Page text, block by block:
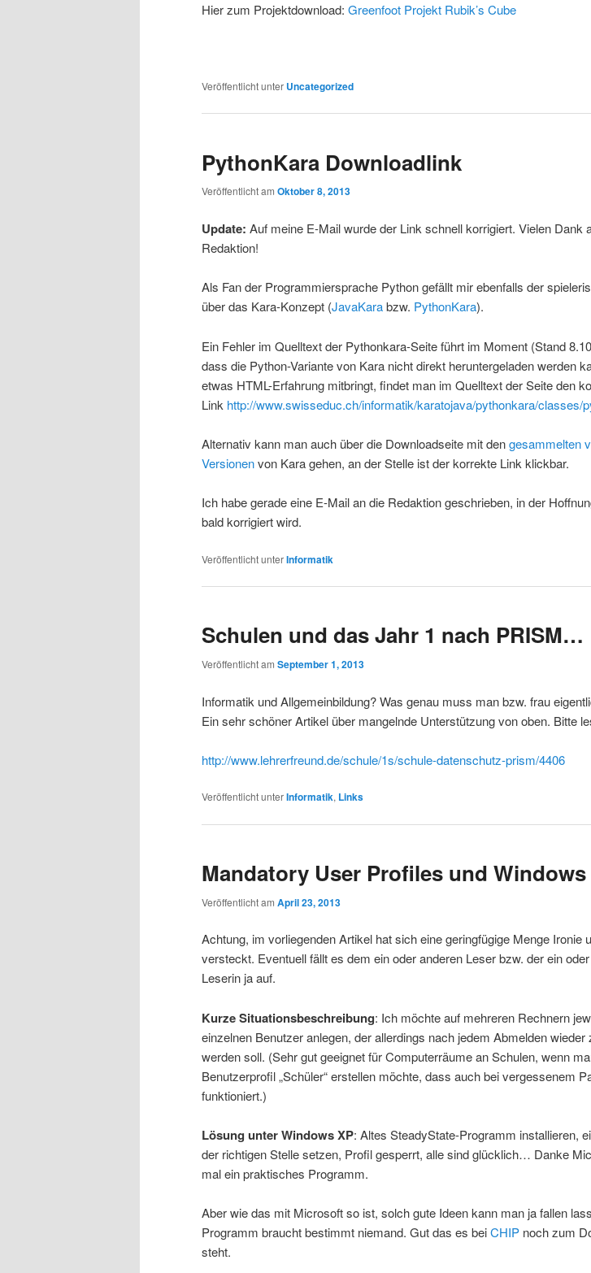
Hier zum Projektdownload: Greenfoot Projekt Rubik’s Cube
Veröffentlicht unter Uncategorized
PythonKara Downloadlink
Veröffentlicht am Oktober 8, 2013
Update: Auf meine E-Mail wurde der Link schnell korrigiert. Vielen Dank
Redaktion!
Als Fan der Programmiersprache Python gefällt mir ebenfalls der
über das Kara-Konzept (JavaKarabzw. PythonKara).
Ein Fehler im Quelltext der Pythonkara-Seite führt im Moment (Stand
dass die Python-Variante von Kara nicht direkt heruntergeladen werden
etwas HTML-Erfahrung mitbringt, findet man im Quelltext der Seite den
Link http://www.swisseduc.ch/informatik/karatojava/pythonkara/classes/
Alternativ kann man auch über die Downloadseite mit dengesammelten
Versionenvon Kara gehen, an der Stelle ist der korrekte Link klickbar.
Ich habe gerade eine E-Mail an die Redaktion geschrieben, in der
bald korrigiert wird.
Veröffentlicht unterInformatik
Schulen und das Jahr 1 nach PRISM…
Veröffentlicht am September 1, 2013
Informatik und Allgemeinbildung? Was genau muss man bzw. frau
Ein sehr schöner Artikel über mangelnde Unterstützung von oben. Bitte
http://www.lehrerfreund.de/schule/1s/schule-datenschutz-prism/4406
Veröffentlicht unterInformatik, Links
Mandatory User Profiles und Windows
Veröffentlicht am April 23, 2013
Achtung, im vorliegenden Artikel hat sich eine geringfügige Menge Ironie
versteckt. Eventuell fällt es dem ein oder anderen Leser bzw. der ein
Leserin ja auf.
Kurze Situationsbeschreibung: Ich möchte auf mehreren Rechnern
einzelnen Benutzer anlegen, der allerdings nach jedem Abmelden
werden soll. (Sehr gut geeignet für Computerräume an Schulen, wenn
Benutzerprofil „Schüler“ erstellen möchte, dass auch bei vergessenem
funktioniert.)
Lösung unter Windows XP: Altes SteadyState-Programm installieren,
der richtigen Stelle setzen, Profil gesperrt, alle sind glücklich… Danke
mal ein praktisches Programm.
Aber wie das mit Microsoft so ist, solch gute Ideen kann man ja fallen
Programm braucht bestimmt niemand. Gut das es beiCHIP noch zum
steht.